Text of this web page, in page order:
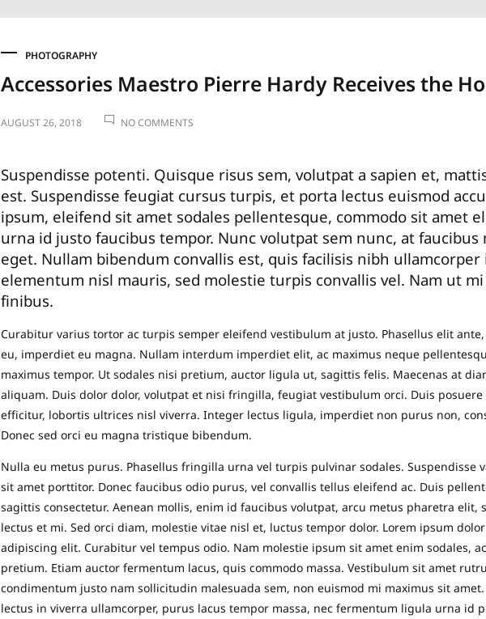
PHOTOGRAPHY
Accessories Maestro Pierre Hardy Receives the
AUGUST 26, 2018 NO COMMENTS
PIERRE
HARDY
RECEIVES
THE
HONNEUR
Suspendisse potenti. Quisque risus sem, volutpat a sapien et,
est. Suspendisse feugiat cursus turpis, et porta lectus euismod
ipsum, eleifend sit amet sodales pellentesque, commodo sit amet
urna id justo faucibus tempor. Nunc volutpat sem nunc, at
eget. Nullam bibendum convallis est, quis facilisis nibh ullamcorper
elementum nisl mauris, sed molestie turpis convallis vel. Nam ut
finibus.
Curabitur varius tortor ac turpis semper eleifend vestibulum at justo. Phasellus elit
eu, imperdiet eu magna. Nullam interdum imperdiet elit, ac maximus neque
maximus tempor. Ut sodales nisi pretium, auctor ligula ut, sagittis felis. Maecenas at
aliquam. Duis dolor dolor, volutpat et nisi fringilla, feugiat vestibulum orci. Duis
efficitur, lobortis ultrices nisl viverra. Integer lectus ligula, imperdiet non purus non,
Donec sed orci eu magna tristique bibendum.
Nulla eu metus purus. Phasellus fringilla urna vel turpis pulvinar sodales. Suspendisse
sit amet porttitor. Donec faucibus odio purus, vel convallis tellus eleifend ac. Duis
sagittis consectetur. Aenean mollis, enim id faucibus volutpat, arcu metus pharetra elit,
lectus et mi. Sed orci diam, molestie vitae nisl et, luctus tempor dolor. Lorem ipsum
adipiscing elit. Curabitur vel tempus odio. Nam molestie ipsum sit amet enim sodales,
pretium. Etiam auctor fermentum lacus, quis commodo massa. Vestibulum sit amet
condimentum justo nam sollicitudin malesuada sem, non euismod mi maximus sit
lectus in viverra ullamcorper, purus lacus tempor massa, nec fermentum ligula urna id